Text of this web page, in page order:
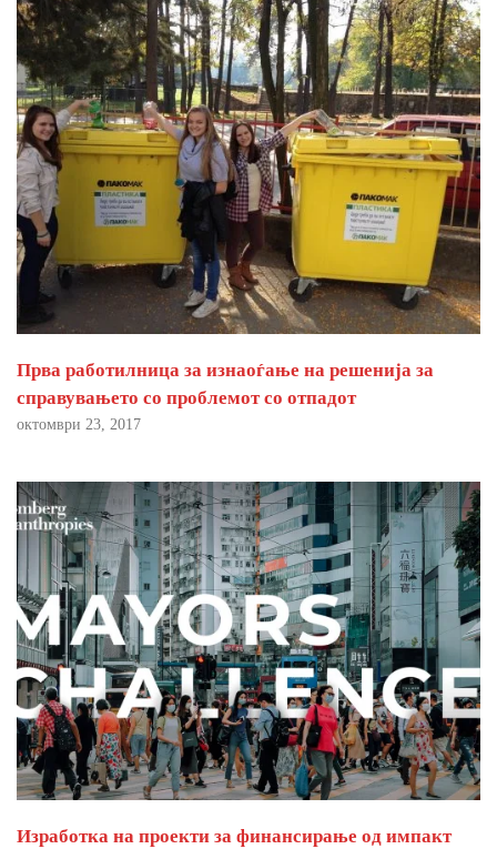
Прва работилница за изнаоѓање на решенија за
справувањето со проблемот со отпадот
октомври 23, 2017
Изработка на проекти за финансирање од импакт